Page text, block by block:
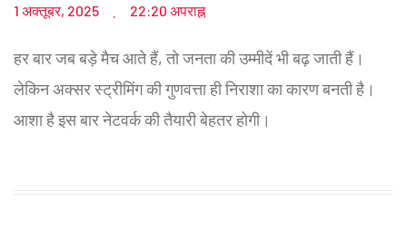
1 अक्तूबर, 2025 22:20 अपराह्न
हर बार जब बड़े मैच आते हैं, तो जनता की उम्मीदें भी बढ़ जाती हैं।
लेकिन अक्सर स्ट्रीमिंग की गुणवत्ता ही निराशा का कारण बनती है।
आशा है इस बार नेटवर्क की तैयारी बेहतर होगी।